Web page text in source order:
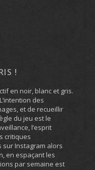
!
en noir, blanc et gris.
des
et de recueillir
du jeu est le
l’esprit
critiques
sur Instagram alors
en espaçant les
par semaine est